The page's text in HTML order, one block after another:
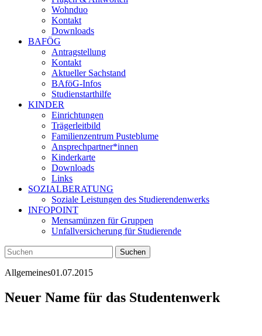
Wohnduo
Kontakt
Downloads
BAFÖG
Antragstellung
Kontakt
Aktueller Sachstand
BAföG-Infos
Studienstarthilfe
KINDER
Einrichtungen
Trägerleitbild
Familienzentrum Pusteblume
Ansprechpartner*innen
Kinderkarte
Downloads
Links
SOZIALBERATUNG
Soziale Leistungen des Studierendenwerks
INFOPOINT
Mensamünzen für Gruppen
Unfallversicherung für Studierende
Allgemeines01.07.2015
Neuer Name für das Studentenwerk